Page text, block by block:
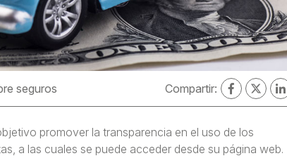
seguros Compartir:
promover la transparencia en el uso de los
a las cuales se puede acceder desde su página web.